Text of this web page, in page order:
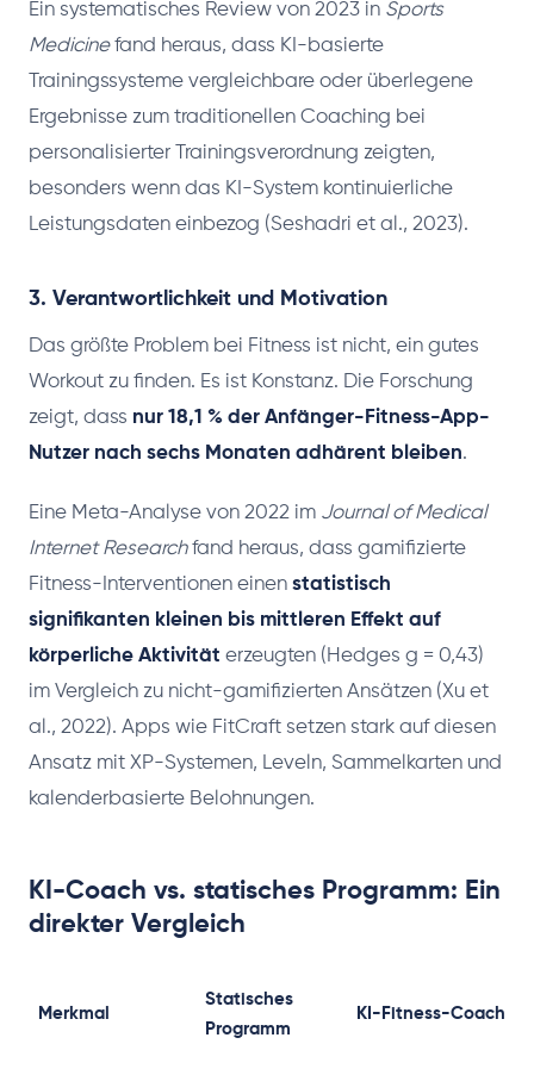
Ein systematisches Review von 2023 in Sports
Medicinefand heraus, dass KI-basierte
Trainingssysteme vergleichbare oder überlegene
Ergebnisse zum traditionellen Coaching bei
personalisierter Trainingsverordnung zeigten,
besonders wenn das KI-System kontinuierliche
Leistungsdaten einbezog (Seshadri et al., 2023).
3. Verantwortlichkeit und Motivation
Das größte Problem bei Fitness ist nicht, ein gutes
Workout zu finden. Es ist Konstanz. Die Forschung
zeigt, dass nur 18,1 % der Anfänger-Fitness-App-
Nutzer nach sechs Monaten adhärent bleiben.
Eine Meta-Analyse von 2022 im Journal of Medical
Internet Researchfand heraus, dass gamifizierte
Fitness-Interventionen einen statistisch
signifikanten kleinen bis mittleren Effekt auf
körperliche Aktivität erzeugten (Hedges g = 0,43)
im Vergleich zu nicht-gamifizierten Ansätzen (Xu et
al., 2022). Apps wie FitCraft setzen stark auf diesen
Ansatz mit XP-Systemen, Leveln, Sammelkarten und
kalenderbasierte Belohnungen.
KI-Coach vs. statisches Programm: Ein
direkter Vergleich
Merkmal
Statisches
Programm
KI-Fitness-Coach